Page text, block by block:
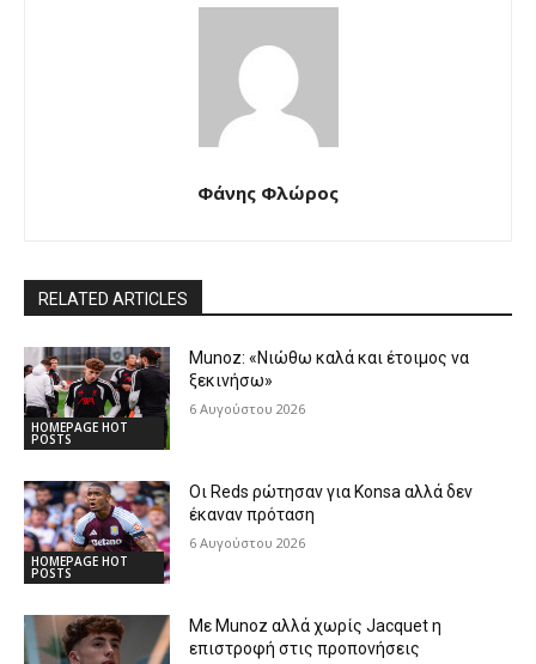
Φάνης Φλώρος
RELATED ARTICLES
HOMEPAGE HOT
POSTS
Munoz: «Νιώθω καλά και έτοιμος να
ξεκινήσω»
6 Αυγούστου 2026
HOMEPAGE HOT
POSTS
Οι Reds ρώτησαν για Konsa αλλά δεν
έκαναν πρόταση
6 Αυγούστου 2026
Με Munoz αλλά χωρίς Jacquet η
επιστροφή στις προπονήσεις